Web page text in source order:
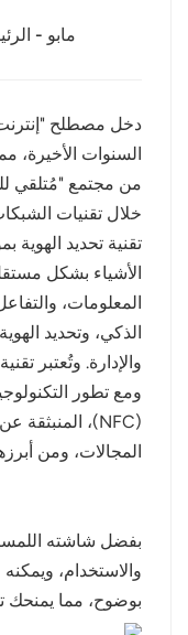
Polski
บไทย
Việt
norsk
مابو -
دخل مصطلح "إنترنت
السنوات الأخيرة،
من مجتمع "مُتلقي
خلال تقنيات
الأشياء بشكل
المعلومات،
الذكي، وتحديد
ومع تطور
المجالات، ومن
بفضل شاشته
والاستخدام،
بوضوح، مما يمنحك